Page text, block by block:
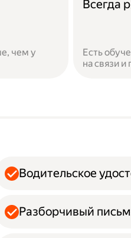
чем у
Всегда
Есть
на связи
Водительское
Разборчивый